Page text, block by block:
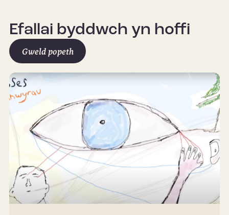
Efallai byddwch yn hoffi
Gweld popeth